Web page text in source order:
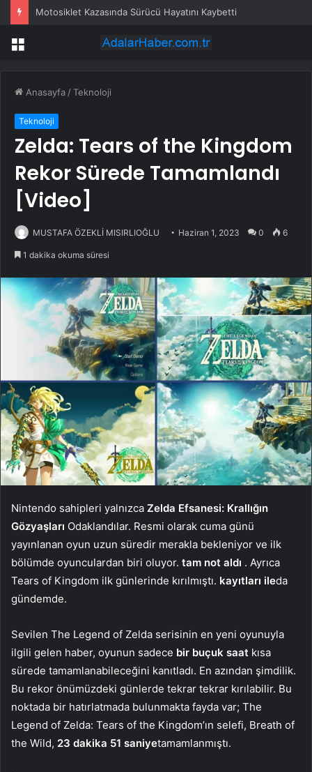
Motosiklet Kazasında Sürücü Hayatını Kaybetti
Menü
Anasayfa /Teknoloji
Teknoloji
Zelda: Tears of the Kingdom
Rekor Sürede Tamamlandı
[Video]
MUSTAFA ÖZEKLİ MISIRLIOĞLU Haziran 1, 2023 0 6
1 dakika okuma süresi
Nintendo sahipleri yalnızca Zelda Efsanesi: Krallığın
Gözyaşları Odaklandılar. Resmi olarak cuma günü
yayınlanan oyun uzun süredir merakla bekleniyor ve ilk
bölümde oyunculardan biri oluyor. tam not aldı . Ayrıca
Tears of Kingdom ilk günlerinde kırılmıştı. kayıtları ileda
gündemde.
Sevilen The Legend of Zelda serisinin en yeni oyunuyla
ilgili gelen haber, oyunun sadece bir buçuk saat kısa
sürede tamamlanabileceğini kanıtladı. En azından şimdilik.
Bu rekor önümüzdeki günlerde tekrar tekrar kırılabilir. Bu
noktada bir hatırlatmada bulunmakta fayda var; The
Legend of Zelda: Tears of the Kingdom’ın selefi, Breath of
the Wild, 23 dakika 51 saniyetamamlanmıştı.